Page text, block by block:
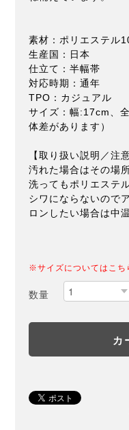
素材：ポリエステル
生産国：日本
仕立て：半幅帯
対応時期：通年
TPO：カジュアル
サイズ：幅:17cm、
体差があります）
【取り扱い説明／注
汚れた場合はその場
洗ってもポリエステ
シワにならないので
ロンしたい場合は中
※サイズについてはこち
数量